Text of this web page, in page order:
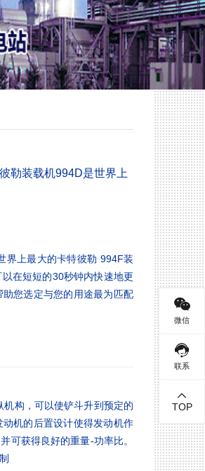
勒装载机994D是世界上
界上最大的卡特彼勒 994F装
在短短的30秒钟内快速地更
您选定与您的用途最为匹配
构，可以使铲斗升到预定的
机的后置设计使得发动机作
可获得良好的重量-功率比。
微信
联系
TOP